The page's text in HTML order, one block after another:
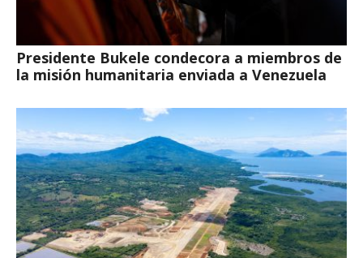
Presidente Bukele condecora a miembros de
la misión humanitaria enviada a Venezuela